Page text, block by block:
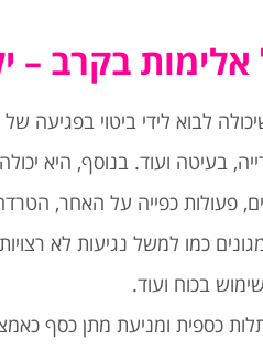
בקרב –
לבוא לידי ביטוי בפגיעה
בעיטה ועוד. בנוסף, היא
פעולות כפייה על האחר,
כמו למשל נגיעות לא
בכוח ועוד.
כספית ומניעת מתן כסף